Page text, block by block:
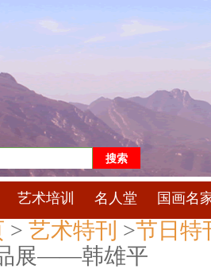
艺术培训 名人堂 国画名
> 艺术特刊 >节日特
展——韩雄平